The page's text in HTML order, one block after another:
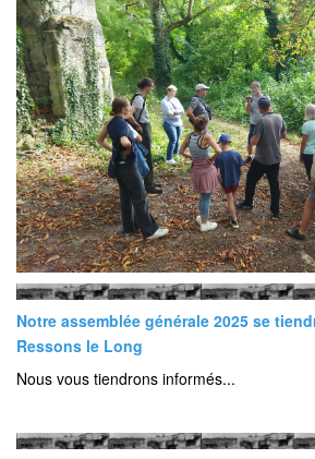
Notre assemblée générale 2025 se
Ressons le Long
Nous vous tiendrons informés...